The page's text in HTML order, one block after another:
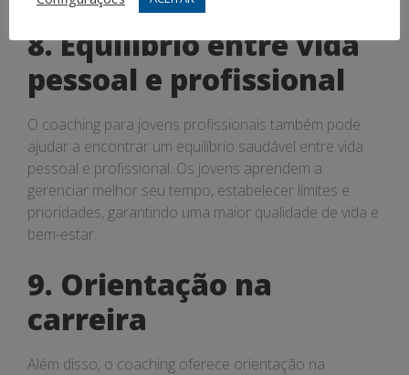
8. Equilíbrio entre vida
pessoal e profissional
O coaching para jovens profissionais também pode
ajudar a encontrar um equilíbrio saudável entre vida
pessoal e profissional. Os jovens aprendem a
gerenciar melhor seu tempo, estabelecer limites e
prioridades, garantindo uma maior qualidade de vida e
bem-estar.
9. Orientação na
carreira
Além disso, o coaching oferece orientação na